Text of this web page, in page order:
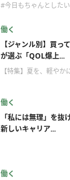
#今日もちゃんとした
働く
【ジャンル別】買
が選ぶ「QOL爆上...
【特集】夏を、軽やか
働く
「私には無理」を
新しいキャリア...
働く